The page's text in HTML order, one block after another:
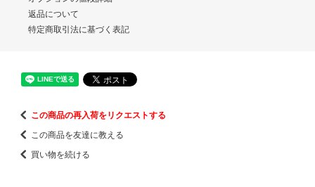
返品について
特定商取引法に基づく表記
この商品の再入荷をリクエストする
この商品を友達に教える
買い物を続ける